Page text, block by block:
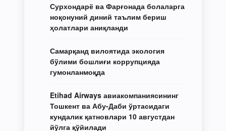
Сурхондарё ва Фарғонада болаларга
ноқонуний диний таълим бериш
ҳолатлари аниқланди
Самарқанд вилоятида экология
бўлими бошлиғи коррупцияда
гумонланмоқда
Etihad Airways авиакомпаниясининг
Тошкент ва Абу-Даби ўртасидаги
кундалик қатновлари 10 августдан
йўлга қўйилади